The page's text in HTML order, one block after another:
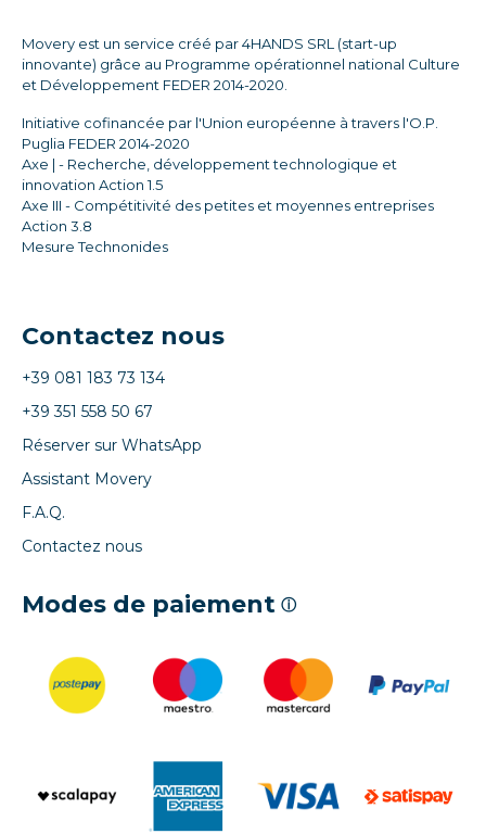
Movery est un service créé par 4HANDS SRL (start-up
innovante) grâce au Programme opérationnel national Culture
et Développement FEDER 2014-2020.
Initiative cofinancée par l'Union européenne à travers l'O.P.
Puglia FEDER 2014-2020
Axe | - Recherche, développement technologique et
innovation Action 1.5
Axe III - Compétitivité des petites et moyennes entreprises
Action 3.8
Mesure Technonides
Contactez nous
+39 081 183 73 134
+39 351 558 50 67
Réserver sur WhatsApp
Assistant Movery
F.A.Q.
Contactez nous
Modes de paiement ⓘ